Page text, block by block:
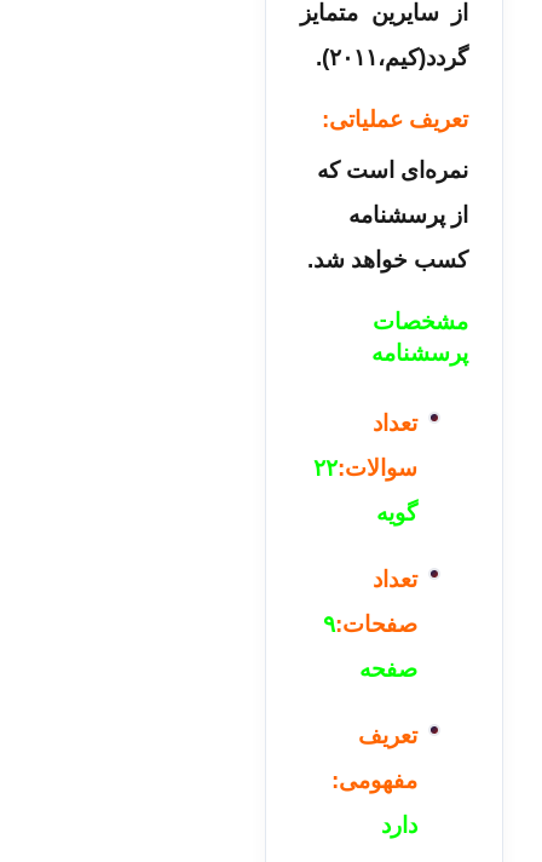
از سایرین متمایز
گردد(کیم،۲۰۱۱).
تعریف عملیاتی:
نمره‌ای است که
از پرسشنامه
کسب خواهد شد.
مشخصات
پرسشنامه
تعداد
سوالات:۲۲
گویه
تعداد
صفحات:۹
صفحه
تعریف
مفهومی:
دارد